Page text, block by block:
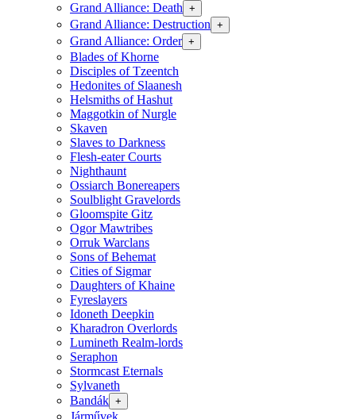
Grand Alliance: Death +
Grand Alliance: Destruction +
Grand Alliance: Order +
Blades of Khorne
Disciples of Tzeentch
Hedonites of Slaanesh
Helsmiths of Hashut
Maggotkin of Nurgle
Skaven
Slaves to Darkness
Flesh-eater Courts
Nighthaunt
Ossiarch Bonereapers
Soulblight Gravelords
Gloomspite Gitz
Ogor Mawtribes
Orruk Warclans
Sons of Behemat
Cities of Sigmar
Daughters of Khaine
Fyreslayers
Idoneth Deepkin
Kharadron Overlords
Lumineth Realm-lords
Seraphon
Stormcast Eternals
Sylvaneth
Bandák +
Járművek